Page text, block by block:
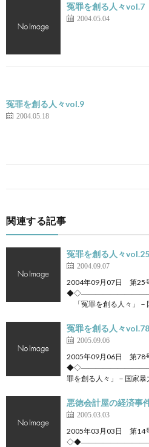
冤罪を創る人々vol.7
2004.05.04
冤罪を創る人々vol.9
2004.05.18
関連する記事
冤罪を創る人々vol.25
2004.09.07
2004年09月07日 第25
「冤罪を創る人々」－
冤罪を創る人々vol.78
2005.09.06
2005年09月06日 第78
罪を創る人々」－国家
悪徳会計屋の経済事
2005.03.03
2005年03月03日 第14